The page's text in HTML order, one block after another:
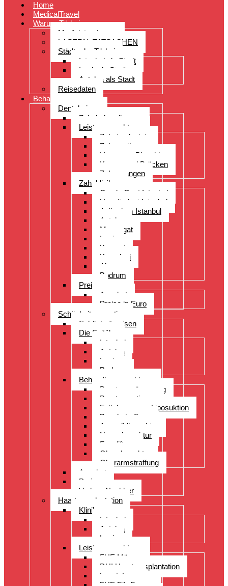
Home
MedicalTravel
Warum Türkei
Medizintourismus
LASERN: TATSACHEN
Städte der Türkei
Istanbul als Stadt
Izmir als Stadt
Antalya als Stadt
Reisedaten
Behandlungen
Dentalreisen
Zahnbehandlungen
Leistungsspektrum
Zahnimplantate
Zahnprothesen
Veneers – Bleaching
Kronen und Brücken
Zahnspangen
Zahnkliniken
CenderDent Istanbul
Hospitadent Istanbul
Acibadem Istanbul
Antalya
Manavgat
Izmir
Kayseri
Kusadasi
Alanya
Bodrum
Preise
Angebot
Preise in Euro
Schönheitsoperation
Schönheitsreisen
Die Spitäler
Istanbul
Antalya
Izmir
Bodrum
Behandlungsspektrum
Brustvergrösserung
Brustoperationen
Fettabsaugung Liposuktion
Bauchstraffung
Augenlidkorrektur
Nasenkorrektur
Faceliftung
Ohrenkorrektur
Oberarmstraffung
Angebot
Preise
Vorher- Nachher
Haartransplantation
Kliniken
Istanbul
Antalya
Izmir
Leistungsspektrum
FUE Männer
DHI Haartransplantation
LongtoLong